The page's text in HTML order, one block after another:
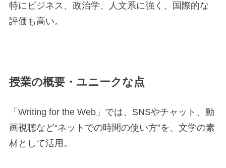
特にビジネス、政治学、人文系に強く、国際的な
評価も高い。
授業の概要・ユニークな点
「Writing for the Web」では、SNSやチャット、動
画視聴など“ネットでの時間の使い方”を、文学の素
材として活用。